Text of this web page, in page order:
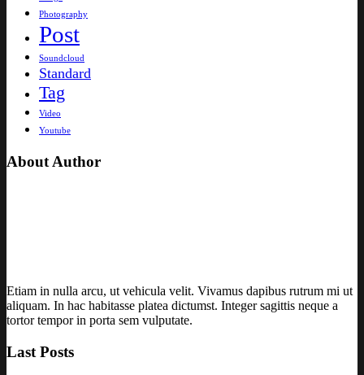
Photography
Post
Soundcloud
Standard
Tag
Video
Youtube
About Author
Etiam in nulla arcu, ut vehicula velit. Vivamus dapibus rutrum mi ut
aliquam. In hac habitasse platea dictumst. Integer sagittis neque a
tortor tempor in porta sem vulputate.
Last Posts